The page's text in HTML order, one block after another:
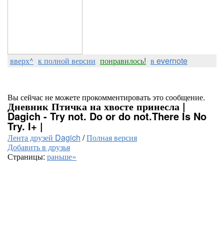
вверх^ к полной версии понравилось! в evernote
Вы сейчас не можете прокомментировать это сообщение.
Дневник Птичка на хвосте принесла |
Dagich - Try not. Do or do not.There Is No
Try. I+ |
Лента друзей Dagich /Полная версия
Добавить в друзья
Страницы: раньше»